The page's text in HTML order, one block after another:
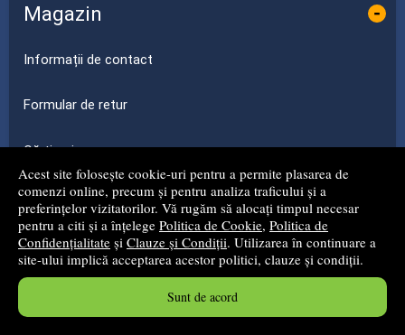
Acest site folosește cookie-uri pentru a permite plasarea de
comenzi online, precum și pentru analiza traficului și a
preferințelor vizitatorilor. Vă rugăm să alocați timpul necesar
pentru a citi și a înțelege Politica de Cookie, Politica de
Confidențialitate și Clauze și Condiții. Utilizarea în continuare a
site-ului implică acceptarea acestor politici, clauze și condiții.
Sunt de acord
Magazin -
Informații de contact
Formular de retur
Cărți noi
Promoții
Edituri